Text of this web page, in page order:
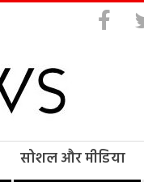
सोशल और मीडिया